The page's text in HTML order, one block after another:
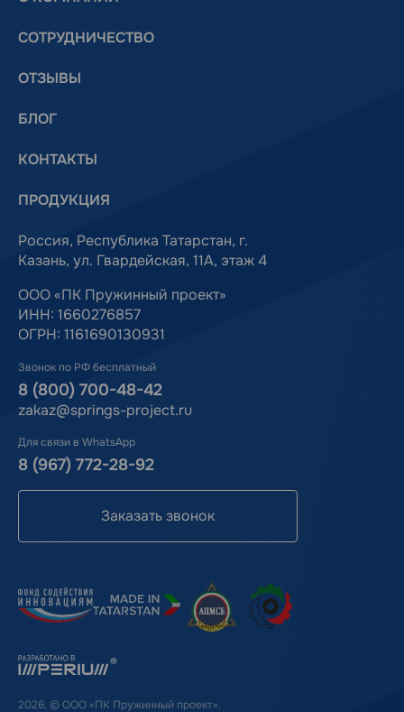
СОТРУДНИЧЕСТВО
ОТЗЫВЫ
БЛОГ
КОНТАКТЫ
ПРОДУКЦИЯ
Россия, Республика Татарстан, г.
Казань, ул. Гвардейская, 11А, этаж 4
ООО «ПК Пружинный проект»
ИНН: 1660276857
ОГРН: 1161690130931
Звонок по РФ бесплатный
8 (800) 700-48-42
zakaz@springs-project.ru
Для связи в WhatsApp
8 (967) 772-28-92
Заказать звонок
2026, © ООО «ПК Пружинный проект».